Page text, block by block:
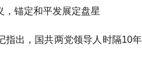
锚定和平发展定盘星
出，国共两党领导人时隔10